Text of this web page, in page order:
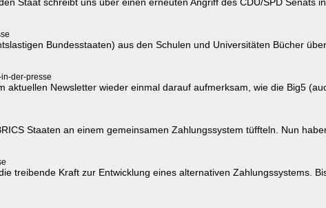
Bundesstaaten) aus den Schulen und Universitäten Bücher
der-presse
Newsletter wieder einmal darauf aufmerksam, wie die Big5
Staaten an einem gemeinsamen Zahlungssystem tüffteln. Nun
treibende Kraft zur Entwicklung eines alternativen Zahlungssystems.